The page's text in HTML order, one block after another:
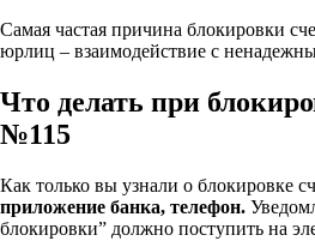
Самая частая причина блокировки
юрлиц – взаимодействие с
Что делать при
№115
Как только вы узнали о блокировке
приложение банка, телефон.
блокировки” должно поступить на